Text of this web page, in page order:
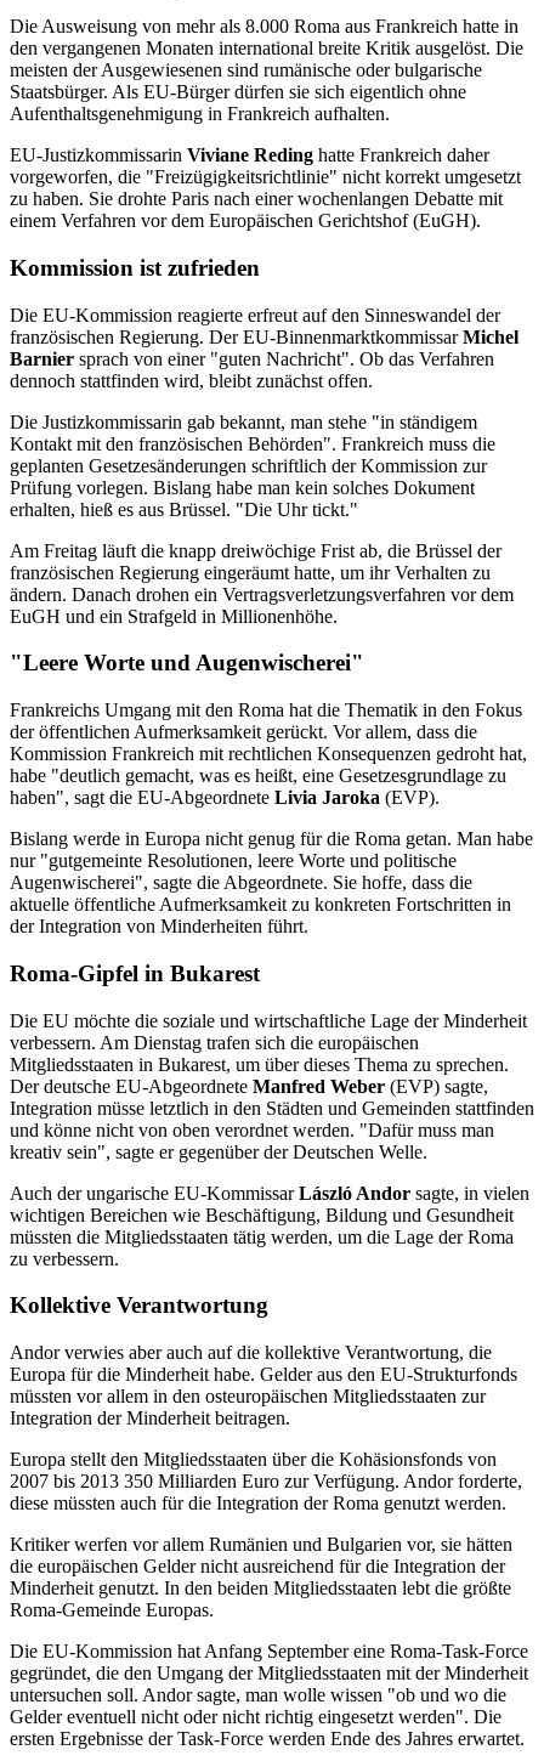
Die Ausweisung von mehr als 8.000 Roma aus Frankreich hatte in
den vergangenen Monaten international breite Kritik ausgelöst. Die
meisten der Ausgewiesenen sind rumänische oder bulgarische
Staatsbürger. Als EU-Bürger dürfen sie sich eigentlich ohne
Aufenthaltsgenehmigung in Frankreich aufhalten.
EU-Justizkommissarin Viviane Reding hatte Frankreich daher
vorgeworfen, die "Freizügigkeitsrichtlinie" nicht korrekt umgesetzt
zu haben. Sie drohte Paris nach einer wochenlangen Debatte mit
einem Verfahren vor dem Europäischen Gerichtshof (EuGH).
Kommission ist zufrieden
Die EU-Kommission reagierte erfreut auf den Sinneswandel der
französischen Regierung. Der EU-BinnenmarktkommissarMichel
Barnier sprach von einer "guten Nachricht". Ob das Verfahren
dennoch stattfinden wird, bleibt zunächst offen.
Die Justizkommissarin gab bekannt, man stehe "in ständigem
Kontakt mit den französischen Behörden". Frankreich muss die
geplanten Gesetzesänderungen schriftlich der Kommission zur
Prüfung vorlegen. Bislang habe man kein solches Dokument
erhalten, hieß es aus Brüssel. "Die Uhr tickt."
Am Freitag läuft die knapp dreiwöchige Frist ab, die Brüssel der
französischen Regierung eingeräumt hatte, um ihr Verhalten zu
ändern. Danach drohen ein Vertragsverletzungsverfahren vor dem
EuGH und ein Strafgeld in Millionenhöhe.
"Leere Worte und Augenwischerei"
Frankreichs Umgang mit den Roma hat die Thematik in den Fokus
der öffentlichen Aufmerksamkeit gerückt. Vor allem, dass die
Kommission Frankreich mit rechtlichen Konsequenzen gedroht hat,
habe "deutlich gemacht, was es heißt, eine Gesetzesgrundlage zu
haben", sagt die EU-Abgeordnete Livia Jaroka (EVP).
Bislang werde in Europa nicht genug für die Roma getan. Man habe
nur "gutgemeinte Resolutionen, leere Worte und politische
Augenwischerei", sagte die Abgeordnete. Sie hoffe, dass die
aktuelle öffentliche Aufmerksamkeit zu konkreten Fortschritten in
der Integration von Minderheiten führt.
Roma-Gipfel in Bukarest
Die EU möchte die soziale und wirtschaftliche Lage der Minderheit
verbessern. Am Dienstag trafen sich die europäischen
Mitgliedsstaaten in Bukarest, um über dieses Thema zu sprechen.
Der deutsche EU-Abgeordnete Manfred Weber (EVP) sagte,
Integration müsse letztlich in den Städten und Gemeinden stattfinden
und könne nicht von oben verordnet werden. "Dafür muss man
kreativ sein", sagte er gegenüber der Deutschen Welle.
Auch der ungarische EU-KommissarLászló Andor sagte, in vielen
wichtigen Bereichen wie Beschäftigung, Bildung und Gesundheit
müssten die Mitgliedsstaaten tätig werden, um die Lage der Roma
zu verbessern.
Kollektive Verantwortung
Andor verwies aber auch auf die kollektive Verantwortung, die
Europa für die Minderheit habe. Gelder aus den EU-Strukturfonds
müssten vor allem in den osteuropäischen Mitgliedsstaaten zur
Integration der Minderheit beitragen.
Europa stellt den Mitgliedsstaaten über die Kohäsionsfonds von
2007 bis 2013 350 Milliarden Euro zur Verfügung. Andor forderte,
diese müssten auch für die Integration der Roma genutzt werden.
Kritiker werfen vor allem Rumänien und Bulgarien vor, sie hätten
die europäischen Gelder nicht ausreichend für die Integration der
Minderheit genutzt. In den beiden Mitgliedsstaaten lebt die größte
Roma-Gemeinde Europas.
Die EU-Kommission hat Anfang September eine Roma-Task-Force
gegründet, die den Umgang der Mitgliedsstaaten mit der Minderheit
untersuchen soll. Andor sagte, man wolle wissen "ob und wo die
Gelder eventuell nicht oder nicht richtig eingesetzt werden". Die
ersten Ergebnisse der Task-Force werden Ende des Jahres erwartet.